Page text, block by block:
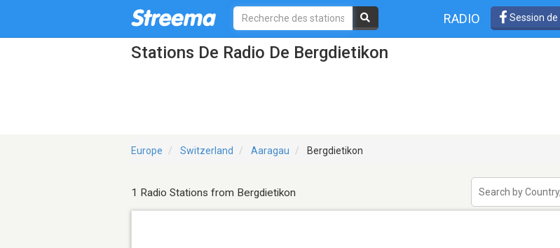
RADIO Session
Stations De Radio De Bergdietikon
Europe Switzerland Aaragau Bergdietikon
1 Radio Stations from Bergdietikon